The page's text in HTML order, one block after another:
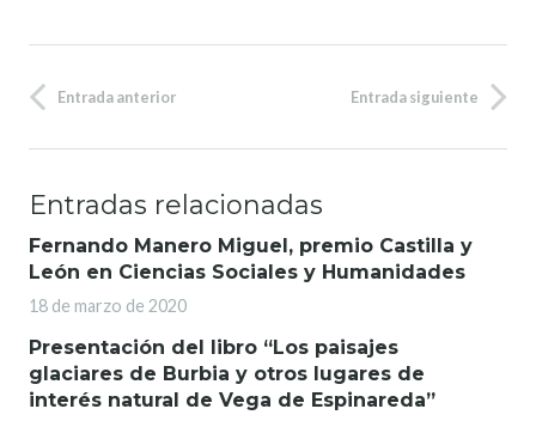
Entrada anterior Entrada siguiente
Entradas relacionadas
Fernando Manero Miguel, premio Castilla y
León en Ciencias Sociales y Humanidades
18 de marzo de 2020
Presentación del libro “Los paisajes
glaciares de Burbia y otros lugares de
interés natural de Vega de Espinareda”